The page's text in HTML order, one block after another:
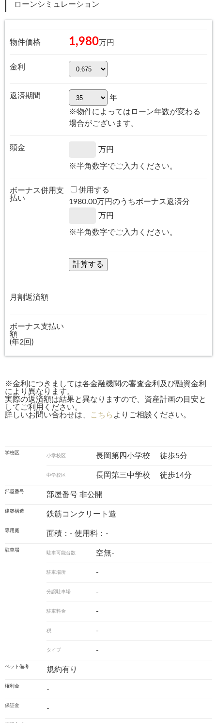
ローンシミュレーション
物件価格 1,980万円
金利
返済期間
年
※物件によってはローン年数が変わる
場合がございます。
頭金 万円
※半角数字でご入力ください。
ボーナス併用支
払い
併用する
1980.00万円のうちボーナス返済分
万円
※半角数字でご入力ください。
月割返済額
ボーナス支払い
額
(年2回)
※金利につきましては各金融機関の審査金利及び融資金利
により異なります。
実際の返済額は結果と異なりますので、資産計画の目安と
してご利用ください。
詳しいお問い合わせは、
こちら よりご相談ください。
学校区
小学校区 長岡第四小学校 徒歩5分
中学校区 長岡第三中学校 徒歩14分
部屋番号 部屋番号 非公開
建築構造 鉄筋コンクリート造
専用庭 面積：- 使用料：-
駐車場
駐車可能台数 空無-
駐車場所 -
分譲駐車場 -
駐車料金 -
税 -
タイプ -
ペット備考 規約有り
権利金 -
保証金 -